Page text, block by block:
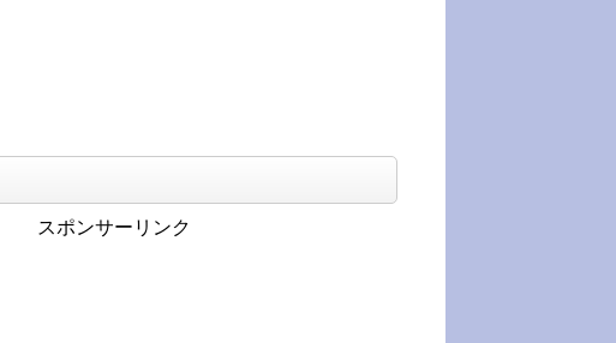
スポンサーリンク